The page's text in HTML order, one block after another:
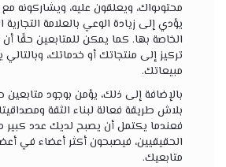
محتوىواك، ويعلقون عليه، ويشاركونه
يؤدي إلى زيادة الوعي بالعلامة التجارية
الخاصة بها. كما يمكن للمتابعين حقًا
تركيز إلى منتجاتك أو خدماتك،
مبيعاتك.
بالإضافة إلى ذلك، يؤمن بوجود
بلاش طريقة فعالة لبناء الثقة
فعندما يكتمل أن يصبح لديك عدد كبير
الحقيقيين، فيصبحون أكثر أعضاء في
متابعيك.